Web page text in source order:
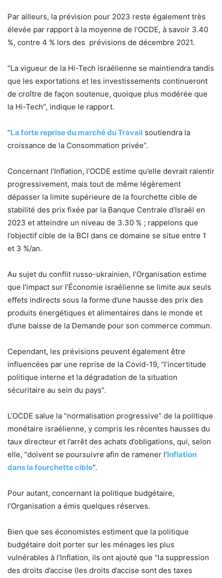
Par ailleurs, la prévision pour 2023 reste également très
élevée par rapport à la moyenne de l’OCDE, à savoir 3.40
%, contre 4 % lors des prévisions de décembre 2021.
“La vigueur de la Hi-Tech israélienne se maintiendra tandis
que les exportations et les investissements continueront
de croître de façon soutenue, quoique plus modérée que
la Hi-Tech”, indique le rapport.
“La forte reprise du marché du Travail soutiendra la
croissance de la Consommation privée”.
Concernant l’Inflation, l’OCDE estime qu’elle devrait ralentir
progressivement, mais tout de même légèrement
dépasser la limite supérieure de la fourchette cible de
stabilité des prix fixée par la Banque Centrale d’Israël en
2023 et atteindre un niveau de 3.30 % ; rappelons que
l’objectif cible de la BCI dans ce domaine se situe entre 1
et 3 %/an.
Au sujet du conflit russo-ukrainien, l’Organisation estime
que l’impact sur l’Économie israélienne se limite aux seuls
effets indirects sous la forme d’une hausse des prix des
produits énergétiques et alimentaires dans le monde et
d’une baisse de la Demande pour son commerce commun.
Cependant, les prévisions peuvent également être
influencées par une reprise de la Covid-19, “l’incertitude
politique interne et la dégradation de la situation
sécuritaire au sein du pays”.
L’OCDE salue la “normalisation progressive” de la politique
monétaire israélienne, y compris les récentes hausses du
taux directeur et l’arrêt des achats d’obligations, qui, selon
elle, “doivent se poursuivre afin de ramener l’Inflation
dans la fourchette cible“.
Pour autant, concernant la politique budgétaire,
l’Organisation a émis quelques réserves.
Bien que ses économistes estiment que la politique
budgétaire doit porter sur les ménages les plus
vulnérables à l’Inflation, ils ont ajouté que “la suppression
des droits d’accise (les droits d’accise sont des taxes